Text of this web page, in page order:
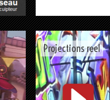
Projections reel